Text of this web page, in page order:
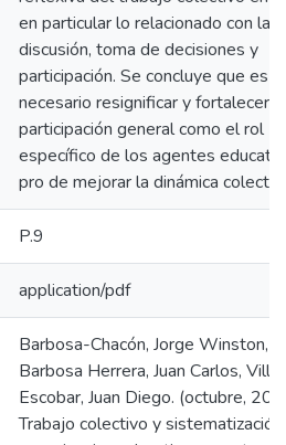
en particular lo relacionado con la
discusión, toma de decisiones y
participación. Se concluye que es
necesario resignificar y fortalecer
participación general como el rol
específico de los agentes
pro de mejorar la dinámica
P.9
application/pdf
Barbosa-Chacón, Jorge Winston,
Barbosa Herrera, Juan Carlos,
Escobar, Juan Diego. (octubre,
Trabajo colectivo y